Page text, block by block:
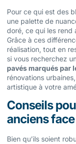
Pour ce qui est des
une palette de
doré, ce qui les rend
Grâce à ces
réalisation, tout en
si vous recherchez
pavés marqués par
rénovations
artistique à votre
Conseils
anciens
Bien qu’ils soient